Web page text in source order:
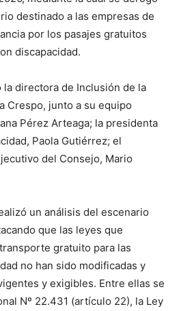
destinado a las empresas de
por los pasajes gratuitos
discapacidad.
directora de Inclusión de la
Crespo, junto a su equipo
Pérez Arteaga; la presidenta
Paola Gutiérrez; el
del Consejo, Mario
un análisis del escenario
que las leyes que
gratuito para las
no han sido modificadas y
y exigibles. Entre ellas se
Nº 22.431 (artículo 22), la Ley